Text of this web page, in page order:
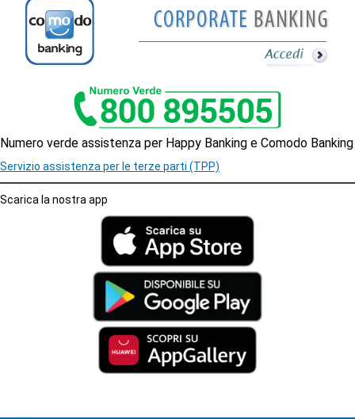
Banking
Corporate
Numero verde assistenza per Happy Banking e Comodo Banking
Servizio assistenza per le terze parti (TPP)
Scarica la nostra app